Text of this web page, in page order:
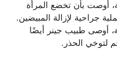
أوصت بأن تخضع المرأة
69 عامًا لعملية جراحية لإزالة المبيضين.
أوصى طبيب جينر أيضًا
لتوخي الحذر.